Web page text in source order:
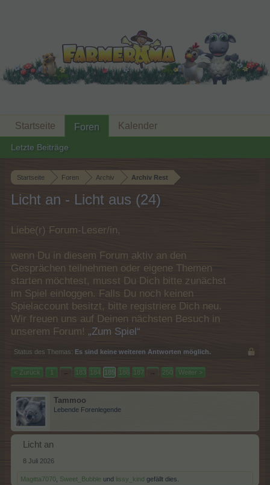
Startseite Foren Archiv Archiv Rest
Licht an - Licht aus (24)
Liebe(r) Forum-Leser/in,
wenn Du in diesem Forum aktiv an den
Gesprächen teilnehmen oder eigene Themen
starten möchtest, musst Du Dich bitte zunächst
im Spiel einloggen. Falls Du noch keinen
Spielaccount besitzt, bitte registriere Dich neu.
Wir freuen uns auf Deinen nächsten Besuch in
unserem Forum! „Zum Spiel“
Status des Themas: Es sind keine weiteren Antworten möglich.
< Zurück 1 ← 183 184 185 186 187 → 250 Weiter >
Tammoo
Lebende Forenlegende
Licht an
8 Juli 2026
Magitta7070 Sweet_Bubble und lissy_kind gefällt dies.
Startseite Foren
Letzte Beiträge
Kalender